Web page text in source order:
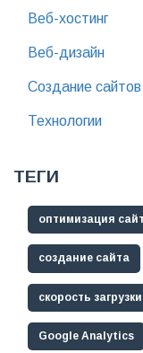
Веб-хостинг
Веб-дизайн
Создание
Технологии
ТЕГИ
оптимизация
создание сайта
скорость загрузки
Google Analytics